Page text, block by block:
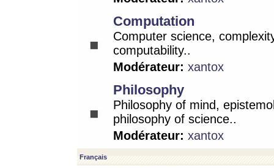
Computation
Computer science,
computability..
Modérateur: xantox
Philosophy
Philosophy of mind,
philosophy of science..
Modérateur: xantox
Français